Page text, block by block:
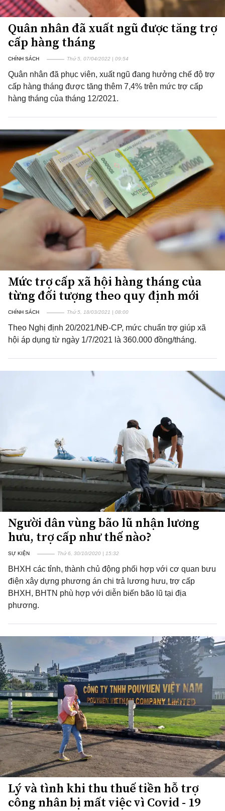
Quân nhân đã xuất ngũ được tăng trợ
cấp hàng tháng
CHÍNH SÁCH Thứ 5, 07/04/2022 | 09:54
Quân nhân đã phục viên, xuất ngũ đang hưởng chế độ trợ
cấp hàng tháng được tăng thêm 7,4% trên mức trợ cấp
hàng tháng của tháng 12/2021.
Mức trợ cấp xã hội hàng tháng của
từng đối tượng theo quy định mới
CHÍNH SÁCH Thứ 5, 18/03/2021 | 08:00
Theo Nghị định 20/2021/NĐ-CP, mức chuẩn trợ giúp xã
hội áp dụng từ ngày 1/7/2021 là 360.000 đồng/tháng.
Người dân vùng bão lũ nhận lương
hưu, trợ cấp như thế nào?
SỰ KIỆN Thứ 6, 30/10/2020 | 15:32
BHXH các tỉnh, thành chủ động phối hợp với cơ quan bưu
điện xây dựng phương án chi trả lương hưu, trợ cấp
BHXH, BHTN phù hợp với diễn biến bão lũ tại địa
phương.
Lý và tình khi thu thuế tiền hỗ trợ
công nhân bị mất việc vì Covid - 19